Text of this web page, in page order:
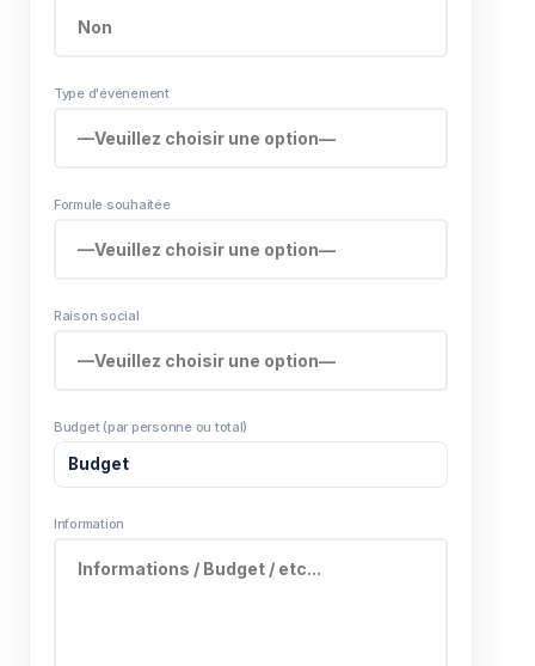
Type d'événement
Formule souhaitée
Raison social
Budget (par personne ou total)
Information